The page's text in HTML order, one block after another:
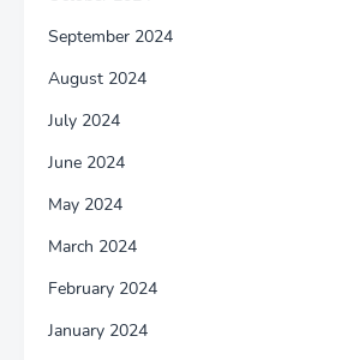
September 2024
August 2024
July 2024
June 2024
May 2024
March 2024
February 2024
January 2024